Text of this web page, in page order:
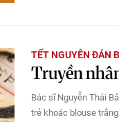
TẾT NGUYÊN ĐÁN
Truyền
Bác sĩ Nguyễn Thái
trẻ khoác blouse